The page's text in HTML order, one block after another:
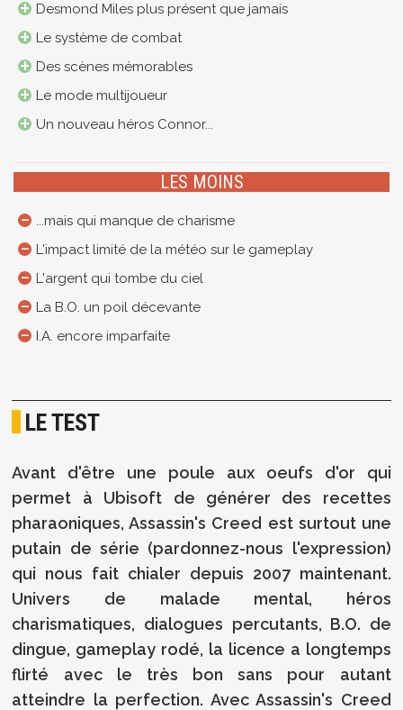
Desmond Miles plus présent que jamais
Le système de combat
Des scènes mémorables
Le mode multijoueur
Un nouveau héros Connor...
LES MOINS
...mais qui manque de charisme
L'impact limité de la météo sur le gameplay
L'argent qui tombe du ciel
La B.O. un poil décevante
I.A. encore imparfaite
LE TEST
Avant d'être une poule aux oeufs d'or qui
permet à Ubisoft de générer des recettes
pharaoniques, Assassin's Creed est surtout une
putain de série (pardonnez-nous l'expression)
qui nous fait chialer depuis 2007 maintenant.
Univers de malade mental, héros
charismatiques, dialogues percutants, B.O. de
dingue, gameplay rodé, la licence a longtemps
flirté avec le très bon sans pour autant
atteindre la perfection. Avec Assassin's Creed